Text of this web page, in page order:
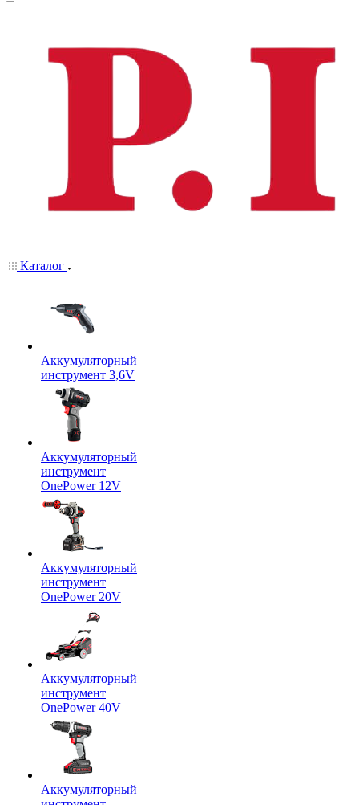
Каталог
Аккумуляторный
инструмент 3,6V
Аккумуляторный
инструмент
OnePower 12V
Аккумуляторный
инструмент
OnePower 20V
Аккумуляторный
инструмент
OnePower 40V
Аккумуляторный